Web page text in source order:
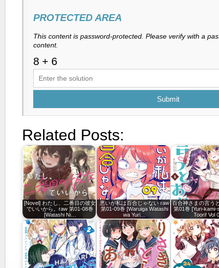
PROTECTED AREA
This content is password-protected. Please verify with a
content.
Submit
Related Posts:
[Novel] わたし、二番目の彼女
でいいから。raw 第01-08巻
[Watashi Ni…
悪いが私は百合じゃない raw
第01-09巻 [Waruiga Watashi
wa Yuri…
百合神さまの言う
第01巻 [Yuri-kami-
Toori! Vol